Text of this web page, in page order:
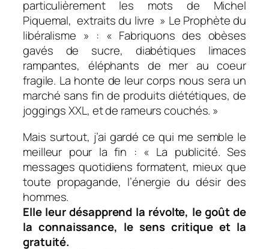
particulièrement les mots de Michel
Piquemal, extraits du livre » Le Prophète du
libéralisme » : « Fabriquons des obèses
gavés de sucre, diabétiques limaces
rampantes, éléphants de mer au coeur
fragile. La honte de leur corps nous sera un
marché sans fin de produits diététiques, de
joggings XXL, et de rameurs couchés. »
Mais surtout, j’ai gardé ce qui me semble le
meilleur pour la fin : « La publicité. Ses
messages quotidiens formatent, mieux que
toute propagande, l’énergie du désir des
hommes.
Elle leur désapprend la révolte, le goût de
la connaissance, le sens critique et la
gratuité.